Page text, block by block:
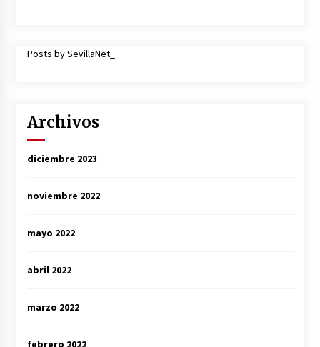
Posts by SevillaNet_
Archivos
diciembre 2023
noviembre 2022
mayo 2022
abril 2022
marzo 2022
febrero 2022